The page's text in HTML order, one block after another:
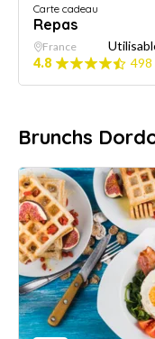
Carte cadeau
Repas
France
4.8
498
Brunchs